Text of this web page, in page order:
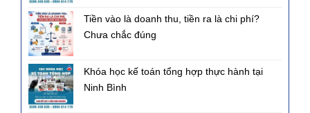
Tiền vào là doanh thu, tiền ra là chi phí?
Chưa chắc đúng
Khóa học kế toán tổng hợp thực hành tại
Ninh Bình